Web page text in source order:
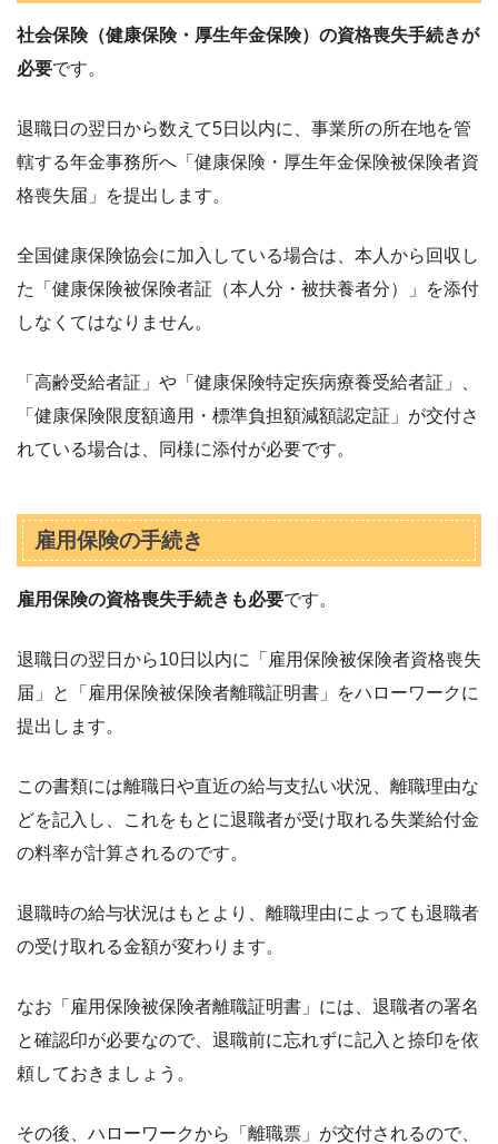
社会保険（健康保険・厚生年金保険）の資格喪失手続きが
必要です。
退職日の翌日から数えて5日以内に、事業所の所在地を管
轄する年金事務所へ「健康保険・厚生年金保険被保険者資
格喪失届」を提出します。
全国健康保険協会に加入している場合は、本人から回収し
た「健康保険被保険者証（本人分・被扶養者分）」を添付
しなくてはなりません。
「高齢受給者証」や「健康保険特定疾病療養受給者証」、
「健康保険限度額適用・標準負担額減額認定証」が交付さ
れている場合は、同様に添付が必要です。
雇用保険の手続き
雇用保険の資格喪失手続きも必要です。
退職日の翌日から10日以内に「雇用保険被保険者資格喪失
届」と「雇用保険被保険者離職証明書」をハローワークに
提出します。
この書類には離職日や直近の給与支払い状況、離職理由な
どを記入し、これをもとに退職者が受け取れる失業給付金
の料率が計算されるのです。
退職時の給与状況はもとより、離職理由によっても退職者
の受け取れる金額が変わります。
なお「雇用保険被保険者離職証明書」には、退職者の署名
と確認印が必要なので、退職前に忘れずに記入と捺印を依
頼しておきましょう。
その後、ハローワークから「離職票」が交付されるので、